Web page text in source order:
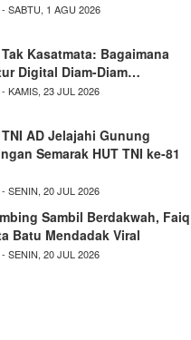
- SABTU, 1 AGU 2026
Kasatmata: Bagaimana
Digital Diam-Diam…
- KAMIS, 23 JUL 2026
AD Jelajahi Gunung
Semarak HUT TNI ke-81
- SENIN, 20 JUL 2026
Sambil Berdakwah, Faiq
Batu Mendadak Viral
- SENIN, 20 JUL 2026